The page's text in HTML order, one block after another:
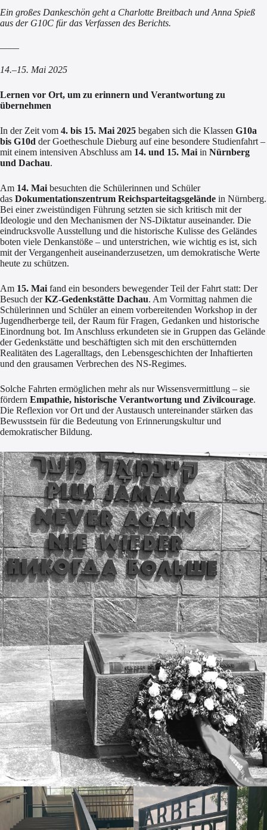
Ein großes Dankeschön geht a Charlotte Breitbach und Anna Spieß
aus der G10C für das Verfassen des Berichts.
14.–15. Mai 2025
Lernen vor Ort, um zu erinnern und Verantwortung zu
übernehmen
In der Zeit vom 4. bis 15. Mai 2025 begaben sich die Klassen G10a
bis G10d der Goetheschule Dieburg auf eine besondere Studienfahrt –
mit einem intensiven Abschluss am 14. und 15. Mai in Nürnberg
und Dachau.
Am 14. Mai besuchten die Schülerinnen und Schüler
das Dokumentationszentrum Reichsparteitagsgelände in Nürnberg.
Bei einer zweistündigen Führung setzten sie sich kritisch mit der
Ideologie und den Mechanismen der NS-Diktatur auseinander. Die
eindrucksvolle Ausstellung und die historische Kulisse des Geländes
boten viele Denkanstöße – und unterstrichen, wie wichtig es ist, sich
mit der Vergangenheit auseinanderzusetzen, um demokratische Werte
heute zu schützen.
Am 15. Mai fand ein besonders bewegender Teil der Fahrt statt: Der
Besuch derKZ-Gedenkstätte Dachau. Am Vormittag nahmen die
Schülerinnen und Schüler an einem vorbereitenden Workshop in der
Jugendherberge teil, der Raum für Fragen, Gedanken und historische
Einordnung bot. Im Anschluss erkundeten sie in Gruppen das Gelände
der Gedenkstätte und beschäftigten sich mit den erschütternden
Realitäten des Lageralltags, den Lebensgeschichten der Inhaftierten
und den grausamen Verbrechen des NS-Regimes.
Solche Fahrten ermöglichen mehr als nur Wissensvermittlung – sie
fördern Empathie, historische Verantwortung und Zivilcourage.
Die Reflexion vor Ort und der Austausch untereinander stärken das
Bewusstsein für die Bedeutung von Erinnerungskultur und
demokratischer Bildung.